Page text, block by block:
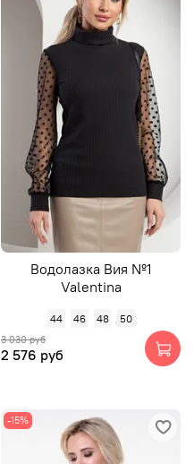
Водолазка Вия №1
Valentina
44 46 48 50
3 030 руб
2 576 руб
-15%